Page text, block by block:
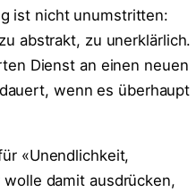
ist nicht unumstritten:
abstrakt, zu unerklärlich.
Dienst an einen neuen
wenn es überhaupt
«Unendlichkeit,
wolle damit ausdrücken,